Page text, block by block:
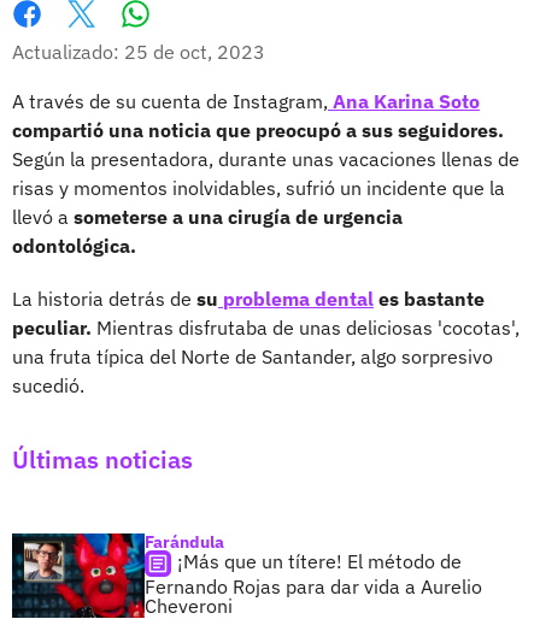
Facebook
X
Actualizado: 25 de oct, 2023
A través de su cuenta de Instagram, Ana Karina Soto
compartió una noticia que preocupó a sus seguidores.
Según la presentadora, durante unas vacaciones llenas de
risas y momentos inolvidables, sufrió un incidente que la
llevó a someterse a una cirugía de urgencia
odontológica.
La historia detrás de su problema dental es bastante
peculiar. Mientras disfrutaba de unas deliciosas 'cocotas',
una fruta típica del Norte de Santander, algo sorpresivo
sucedió.
Últimas noticias
Farándula
¡Más que un títere! El método de
Fernando Rojas para dar vida a Aurelio
Cheveroni